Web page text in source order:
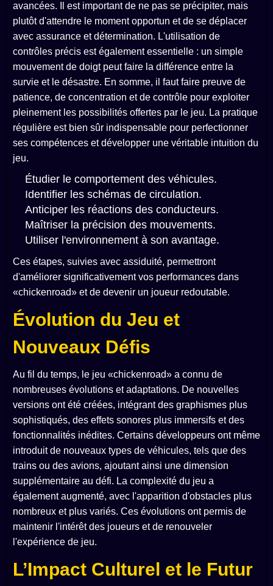
avancées. Il est important de ne pas se précipiter, mais
plutôt d'attendre le moment opportun et de se déplacer
avec assurance et détermination. L'utilisation de
contrôles précis est également essentielle : un simple
mouvement de doigt peut faire la différence entre la
survie et le désastre. En somme, il faut faire preuve de
patience, de concentration et de contrôle pour exploiter
pleinement les possibilités offertes par le jeu. La pratique
régulière est bien sûr indispensable pour perfectionner
ses compétences et développer une véritable intuition du
jeu.
Étudier le comportement des véhicules.
Identifier les schémas de circulation.
Anticiper les réactions des conducteurs.
Maîtriser la précision des mouvements.
Utiliser l'environnement à son avantage.
Ces étapes, suivies avec assiduité, permettront
d'améliorer significativement vos performances dans
«chickenroad» et de devenir un joueur redoutable.
Évolution du Jeu et
Nouveaux Défis
Au fil du temps, le jeu «chickenroad» a connu de
nombreuses évolutions et adaptations. De nouvelles
versions ont été créées, intégrant des graphismes plus
sophistiqués, des effets sonores plus immersifs et des
fonctionnalités inédites. Certains développeurs ont même
introduit de nouveaux types de véhicules, tels que des
trains ou des avions, ajoutant ainsi une dimension
supplémentaire au défi. La complexité du jeu a
également augmenté, avec l'apparition d'obstacles plus
nombreux et plus variés. Ces évolutions ont permis de
maintenir l'intérêt des joueurs et de renouveler
l'expérience de jeu.
L’Impact Culturel et le Futur